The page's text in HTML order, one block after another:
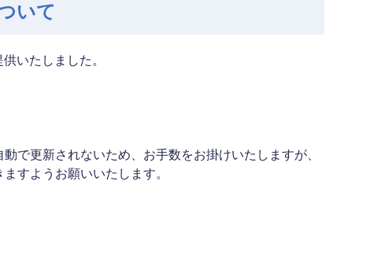
いて
いたしました。
で更新されないため、お手数をお掛けいたしますが、
すようお願いいたします。